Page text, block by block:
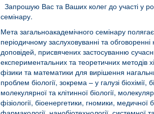
Запрошую Вас та Ваших колег до участі у
семінару.
Мета загальноакадемічного семінару
періодичному заслуховуванні та обговоренні
доповідей, присвячених застосуванню
експериментальних та теоретичних методів
фізики та математики для вирішення
проблем біології, зокрема – у галузі біохімії,
молекулярної та клітинної біології,
фізіології, біоенергетики, гномики, медичної